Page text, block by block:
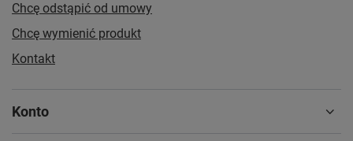
Chcę odstąpić od umowy
Chcę wymienić produkt
Kontakt
Konto